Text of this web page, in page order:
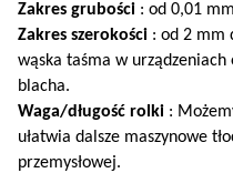
Zakres grubości : od 0,01
Zakres szerokości : od 2 mm
wąska taśma w urządzeniach
blacha.
Waga/długość rolki :
ułatwia dalsze maszynowe
przemysłowej.